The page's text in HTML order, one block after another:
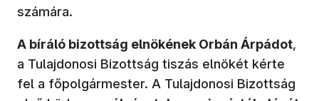
számára.
A bíráló bizottság elnökének Orbán Árpádot,
a Tulajdonosi Bizottság tiszás elnökét kérte
fel a főpolgármester. A Tulajdonosi Bizottság